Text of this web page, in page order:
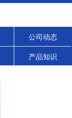
公司动态
产品知识